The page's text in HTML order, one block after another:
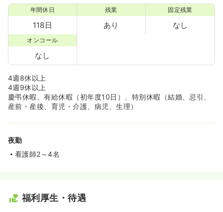
年間休日
118日
残業
あり
固定残業
なし
オンコール
なし
4週8休以上
4週9休以上
慶弔休暇、有給休暇（初年度10日）、特別休暇（結婚、忌引、
産前・産後、育児・介護、病児、生理）
夜勤
看護師2～4名
福利厚生・待遇